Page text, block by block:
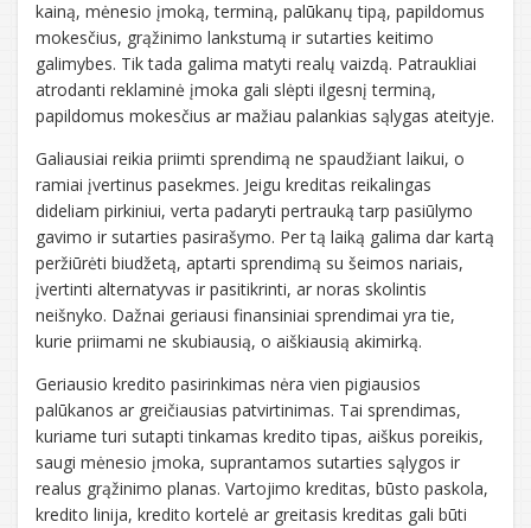
kainą, mėnesio įmoką, terminą, palūkanų tipą, papildomus
mokesčius, grąžinimo lankstumą ir sutarties keitimo
galimybes. Tik tada galima matyti realų vaizdą. Patraukliai
atrodanti reklaminė įmoka gali slėpti ilgesnį terminą,
papildomus mokesčius ar mažiau palankias sąlygas ateityje.
Galiausiai reikia priimti sprendimą ne spaudžiant laikui, o
ramiai įvertinus pasekmes. Jeigu kreditas reikalingas
dideliam pirkiniui, verta padaryti pertrauką tarp pasiūlymo
gavimo ir sutarties pasirašymo. Per tą laiką galima dar kartą
peržiūrėti biudžetą, aptarti sprendimą su šeimos nariais,
įvertinti alternatyvas ir pasitikrinti, ar noras skolintis
neišnyko. Dažnai geriausi finansiniai sprendimai yra tie,
kurie priimami ne skubiausią, o aiškiausią akimirką.
Geriausio kredito pasirinkimas nėra vien pigiausios
palūkanos ar greičiausias patvirtinimas. Tai sprendimas,
kuriame turi sutapti tinkamas kredito tipas, aiškus poreikis,
saugi mėnesio įmoka, suprantamos sutarties sąlygos ir
realus grąžinimo planas. Vartojimo kreditas, būsto paskola,
kredito linija, kredito kortelė ar greitasis kreditas gali būti